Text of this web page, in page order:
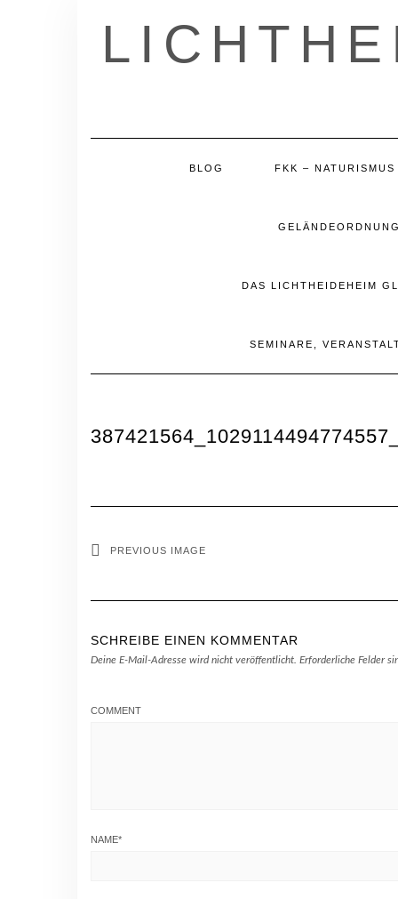
BLOG FKK – NATURISMUS
DAS LICHTHEIDEHEIM
SEMINARE,
PREVIOUS IMAGE
SCHREIBE EINEN KOMMENTAR
Deine E-Mail-Adresse wird nicht veröffentlicht. Erforderliche Felder
COMMENT
NAME*